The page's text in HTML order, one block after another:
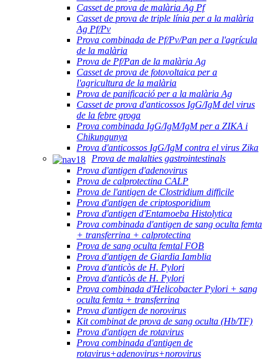
Casset de prova de malària Ag Pf
Casset de prova de triple línia per a la malària
Ag Pf/Pv
Prova combinada de Pf/Pv/Pan per a l'agrícula
de la malària
Prova de Pf/Pan de la malària Ag
Casset de prova de fotovoltaica per a
l'agricultura de la malària
Prova de panificació per a la malària Ag
Casset de prova d'anticossos IgG/IgM del virus
de la febre groga
Prova combinada IgG/IgM/IgM per a ZIKA i
Chikungunya
Prova d'anticossos IgG/IgM contra el virus Zika
Prova de malalties gastrointestinals
Prova d'antigen d'adenovirus
Prova de calprotectina CALP
Prova de l'antigen de Clostridium difficile
Prova d'antigen de criptosporidium
Prova d'antigen d'Entamoeba Histolytica
Prova combinada d'antigen de sang oculta femta
+ transferrina + calprotectina
Prova de sang oculta femtal FOB
Prova d'antigen de Giardia Iamblia
Prova d'anticòs de H. Pylori
Prova d'anticòs de H. Pylori
Prova combinada d'Helicobacter Pylori + sang
oculta femta + transferrina
Prova d'antigen de norovirus
Kit combinat de prova de sang oculta (Hb/TF)
Prova d'antigen de rotavirus
Prova combinada d'antigen de
rotavirus+adenovirus+norovirus